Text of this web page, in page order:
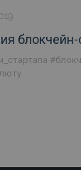
блокчейн-